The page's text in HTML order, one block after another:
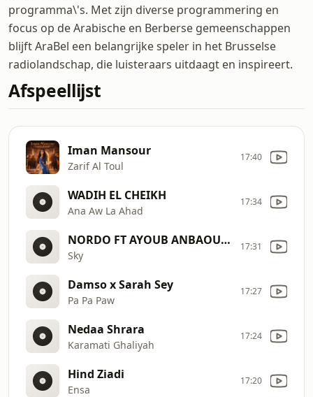
programma\'s. Met zijn diverse programmering en
focus op de Arabische en Berberse gemeenschappen
blijft AraBel een belangrijke speler in het Brusselse
radiolandschap, die luisteraars uitdaagt en inspireert.
Afspeellijst
Iman Mansour
Zarif Al Toul
17:40
WADIH EL CHEIKH
Ana Aw La Ahad
17:34
NORDO FT AYOUB ANBAOUI & MISTER YOU
Sky
17:31
Damso x Sarah Sey
Pa Pa Paw
17:27
Nedaa Shrara
Karamati Ghaliyah
17:24
Hind Ziadi
Ensa
17:20